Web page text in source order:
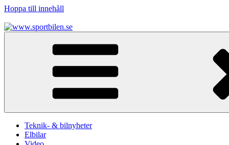
Hoppa till innehåll
www.sportbilen.se
Teknik- & bilnyheter
Elbilar